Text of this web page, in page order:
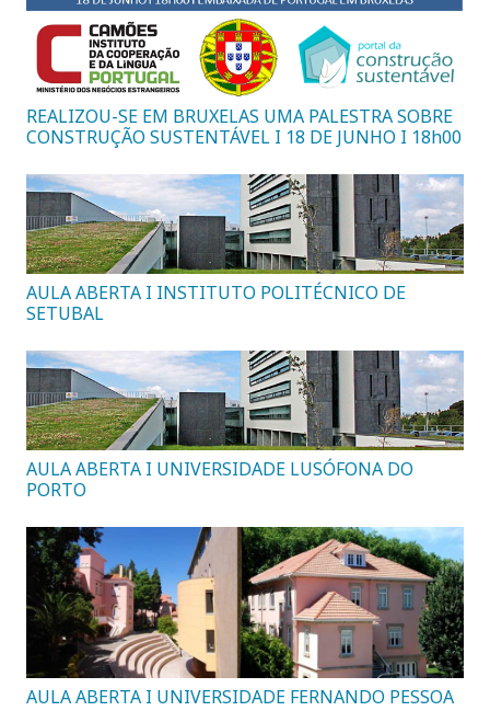
REALIZOU-SE EM BRUXELAS UMA PALESTRA SOBRE
CONSTRUÇÃO SUSTENTÁVEL I 18 DE JUNHO I 18h00
AULA ABERTA I INSTITUTO POLITÉCNICO DE
SETUBAL
AULA ABERTA I UNIVERSIDADE LUSÓFONA DO
PORTO
AULA ABERTA I UNIVERSIDADE FERNANDO PESSOA